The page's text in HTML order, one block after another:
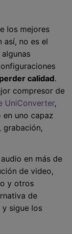
los mejores
así, no es el
calidad.
compresor de
UniConverter,
uno capaz
grabación,
en más de
de video,
y otros
de
y sigue los